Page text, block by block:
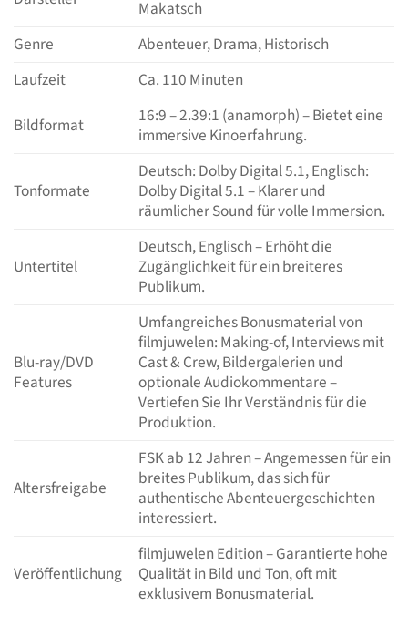
Makatsch
Genre
Abenteuer, Drama, Historisch
Laufzeit
Ca. 110 Minuten
Bildformat
16:9 – 2.39:1 (anamorph) – Bietet eine
immersive Kinoerfahrung.
Tonformate
Deutsch: Dolby Digital 5.1, Englisch:
Dolby Digital 5.1 – Klarer und
räumlicher Sound für volle Immersion.
Untertitel
Deutsch, Englisch – Erhöht die
Zugänglichkeit für ein breiteres
Publikum.
Blu-ray/DVD
Features
Umfangreiches Bonusmaterial von
filmjuwelen: Making-of, Interviews mit
Cast & Crew, Bildergalerien und
optionale Audiokommentare –
Vertiefen Sie Ihr Verständnis für die
Produktion.
Altersfreigabe
FSK ab 12 Jahren – Angemessen für ein
breites Publikum, das sich für
authentische Abenteuergeschichten
interessiert.
Veröffentlichung
filmjuwelen Edition – Garantierte hohe
Qualität in Bild und Ton, oft mit
exklusivem Bonusmaterial.